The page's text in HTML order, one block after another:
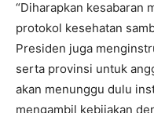
“Diharapkan kesabaran
protokol kesehatan
Presiden juga
serta provinsi untuk
akan menunggu dulu
mengambil kebijakan